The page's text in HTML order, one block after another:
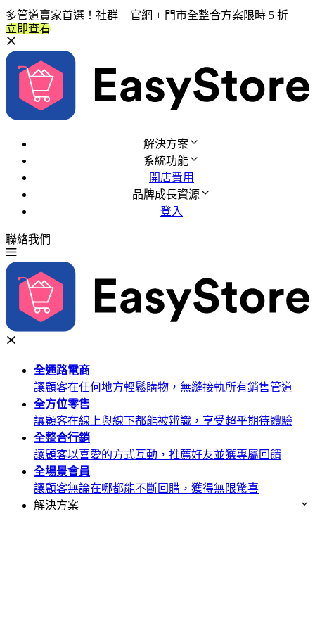
多管道賣家首選！社群 + 官網 + 門市全整合方案限時 5 折
立即查看
解決方案
系統功能
開店費用
品牌成長資源
登入
聯絡我們
全通路電商
讓顧客在任何地方輕鬆購物，無縫接軌所有銷售管道
全方位零售
讓顧客在線上與線下都能被辨識，享受超乎期待體驗
全整合行銷
讓顧客以喜愛的方式互動，推薦好友並獲專屬回饋
全場景會員
讓顧客無論在哪都能不斷回購，獲得無限驚喜
解決方案